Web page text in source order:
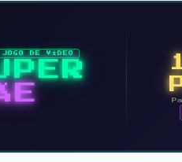
JOGO DE VÍDEO